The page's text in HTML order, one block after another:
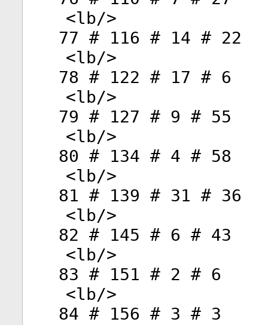
<lb/>
77 # 116 # 14 # 22
<lb/>
78 # 122 # 17 # 6
<lb/>
79 # 127 # 9 # 55
<lb/>
80 # 134 # 4 # 58
<lb/>
81 # 139 # 31 # 36
<lb/>
82 # 145 # 6 # 43
<lb/>
83 # 151 # 2 # 6
<lb/>
84 # 156 # 3 # 3